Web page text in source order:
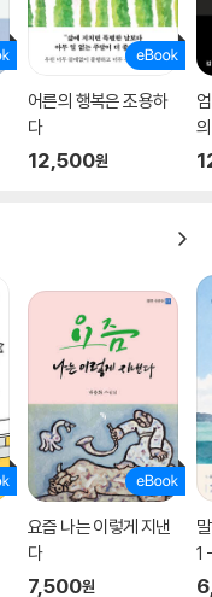
어른의 행복은 조용하
다
12,500원
요즘 나는 이렇게 지낸
다
7,500원
1